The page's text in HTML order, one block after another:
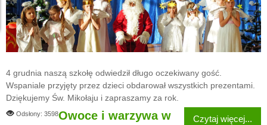
4 grudnia naszą szkołę odwiedził długo oczekiwany gość.
Wspaniale przyjęty przez dzieci obdarował wszystkich prezentami.
Dziękujemy Św. Mikołaju i zapraszamy za rok.
Odsłony: 3598 Czytaj więcej...
Owoce i warzywa w